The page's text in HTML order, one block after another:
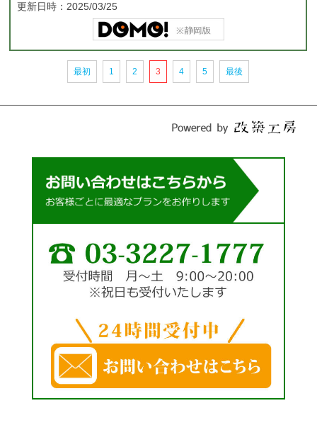
更新日時：2025/03/25
最初 1 2 3 4 5 最後